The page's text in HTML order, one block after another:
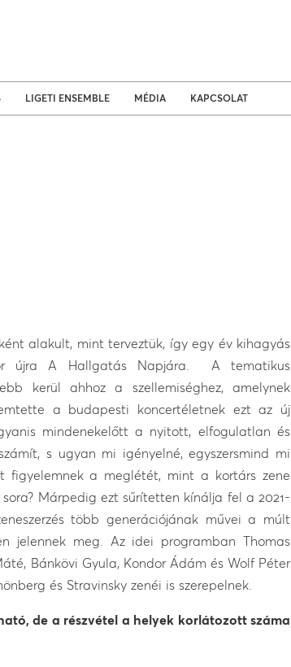
LIGETI ENSEMBLE MÉDIA KAPCSOLAT
alakult, mint terveztük, így egy év kihagyás
újra A Hallgatás Napjára. A tematikus
kerül ahhoz a szellemiséghez, amelynek
a budapesti koncertéletnek ezt az új
mindenekelőtt a nyitott, elfogulatlan és
s ugyan mi igényelné, egyszersmind mi
figyelemnek a meglétét, mint a kortárs zene
Márpedig ezt sűrítetten kínálja fel a 2021-
több generációjának művei a múlt
jelennek meg. Az idei programban Thomas
Bánkövi Gyula, Kondor Ádám és Wolf Péter
és Stravinsky zenéi is szerepelnek.
de a részvétel a helyek korlátozott száma